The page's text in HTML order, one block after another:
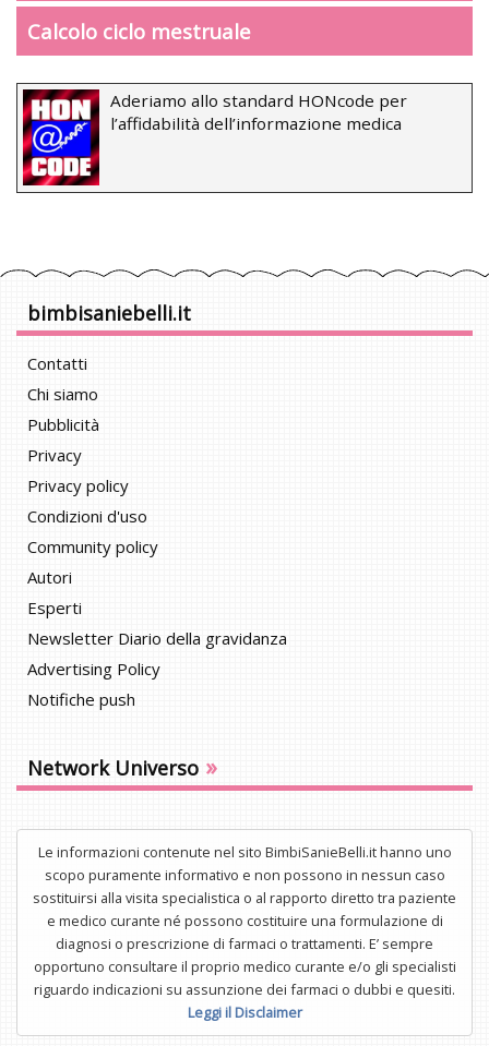
Calcolo ciclo mestruale
Aderiamo allo standard HONcode per
l’affidabilità dell’informazione medica
bimbisaniebelli.it
Contatti
Chi siamo
Pubblicità
Privacy
Privacy policy
Condizioni d'uso
Community policy
Autori
Esperti
Newsletter Diario della gravidanza
Advertising Policy
Notifiche push
Network Universo »
Le informazioni contenute nel sito BimbiSanieBelli.it hanno uno
scopo puramente informativo e non possono in nessun caso
sostituirsi alla visita specialistica o al rapporto diretto tra paziente
e medico curante né possono costituire una formulazione di
diagnosi o prescrizione di farmaci o trattamenti. E’ sempre
opportuno consultare il proprio medico curante e/o gli specialisti
riguardo indicazioni su assunzione dei farmaci o dubbi e quesiti.
Leggi il Disclaimer